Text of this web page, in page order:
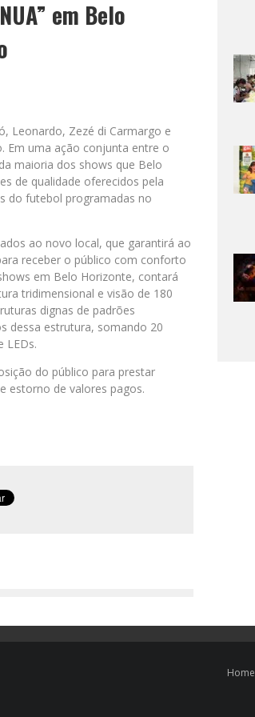
em Belo
Leonardo, Zezé di Carmargo e
Em uma ação conjunta entre o
maioria dos shows que Belo
de qualidade oferecidos pela
do futebol programadas no
ao novo local, que garantirá ao
receber o público com conforto
em Belo Horizonte, contará
tridimensional e visão de 180
dignas de padrões
dessa estrutura, somando 20
LEDs.
do público para prestar
estorno de valores pagos.
Home